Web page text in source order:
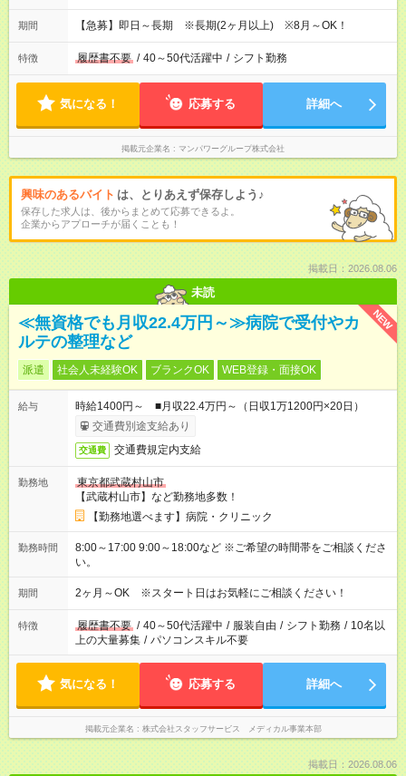
期間 【急募】即日～長期 ※長期(2ヶ月以上) ※8月～OK！
特徴 履歴書不要 / 40～50代活躍中 / シフト勤務
気になる！ 応募する 詳細へ
掲載元企業名 マンパワーグループ株式会社
興味のあるバイト は、とりあえず保存しよう♪
保存した求人は、後からまとめて応募できるよ。
企業からアプローチが届くことも！
掲載日：2026.08.06
未読
NEW
≪無資格でも月収22.4万円～≫病院で受付やカ
ルテの整理など
派遣 社会人未経験OK ブランクOK WEB登録・面接OK
給与
時給1400円～ ■月収22.4万円～（日収1万1200円×20日）
交通費別途支給あり
交通費 交通費規定内支給
勤務地
東京都武蔵村山市
【武蔵村山市】など勤務地多数！
【勤務地選べます】病院・クリニック
勤務時間
8:00～17:00 9:00～18:00など ※ご希望の時間帯をご相談くださ
い。
期間 2ヶ月～OK ※スタート日はお気軽にご相談ください！
特徴 履歴書不要 / 40～50代活躍中 / 服装自由 / シフト勤務 / 10名以
上の大量募集 / パソコンスキル不要
気になる！ 応募する 詳細へ
掲載元企業名 株式会社スタッフサービス メディカル事業本部
掲載日：2026.08.06